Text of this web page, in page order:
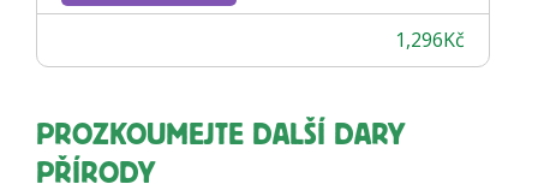
1,296Kč
PROZKOUMEJTE DALŠÍ DARY
PŘÍRODY